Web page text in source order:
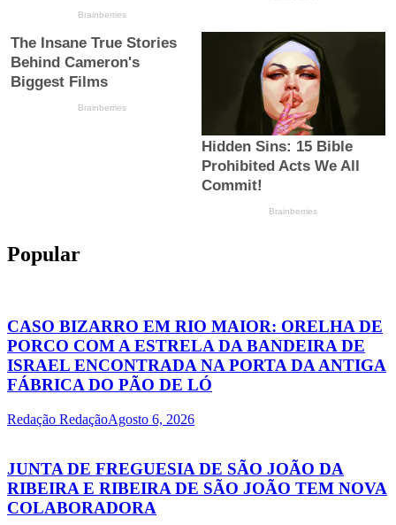
Popular
CASO BIZARRO EM RIO MAIOR: ORELHA DE
PORCO COM A ESTRELA DA BANDEIRA DE
ISRAEL ENCONTRADA NA PORTA DA ANTIGA
FÁBRICA DO PÃO DE LÓ
Redação RedaçãoAgosto 6, 2026
JUNTA DE FREGUESIA DE SÃO JOÃO DA
RIBEIRA E RIBEIRA DE SÃO JOÃO TEM NOVA
COLABORADORA